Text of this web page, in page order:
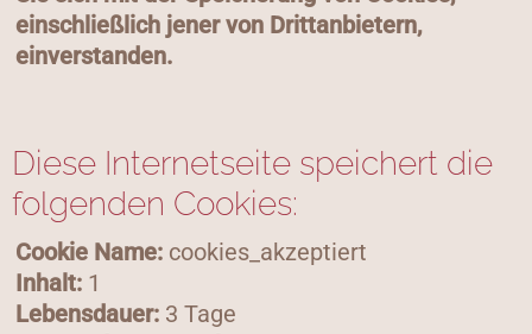
einschließlich jener von Drittanbietern,
einverstanden.
Diese Internetseite speichert die
folgenden Cookies:
Cookie Name: cookies_akzeptiert
Inhalt: 1
Lebensdauer: 3 Tage